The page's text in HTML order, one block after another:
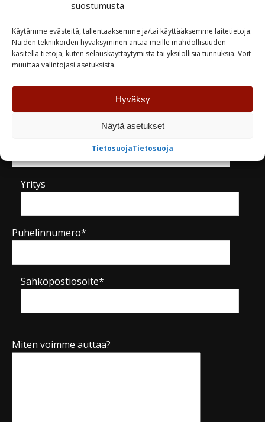
suostumusta
Käytämme evästeitä, tallentaaksemme ja/tai käyttääksemme laitetietoja.
Näiden tekniikoiden hyväksyminen antaa meille mahdollisuuden
käsitellä tietoja, kuten selauskäyttäytymistä tai yksilöllisiä tunnuksia. Voit
muuttaa valintojasi asetuksista.
Hyväksy
Näytä asetukset
TietosuojaTietosuoja
TUTUSTU
Kysy tuotteesta / ota yhteyttä
Yritys
Puhelinnumero*
Sähköpostiosoite*
Miten voimme auttaa?